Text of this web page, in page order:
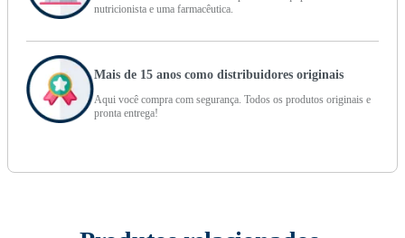
nutricionista e uma farmacêutica.
Mais de 15 anos como distribuidores originais
Aqui você compra com segurança. Todos os produtos originais e
pronta entrega!